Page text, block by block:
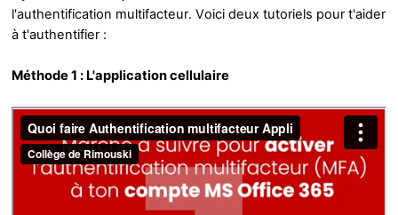
l'authentification multifacteur. Voici deux tutoriels pour t'aider
à t'authentifier :
Méthode 1 : L'application cellulaire